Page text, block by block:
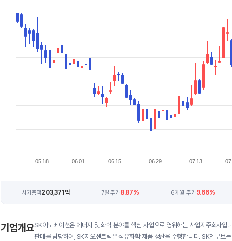
05.18 06.01 06.15 06.29 07.13
시가총액203,371억 7일 주가8.87% 6개월 주가9.66%
기업개요SK이노베이션은 에너지 및 화학 분야를 핵심 사업으로 영위하는 사업지주회사
판매를 담당하며, SK지오센트릭은 석유화학 제품 생산을 수행합니다. SK엔무브